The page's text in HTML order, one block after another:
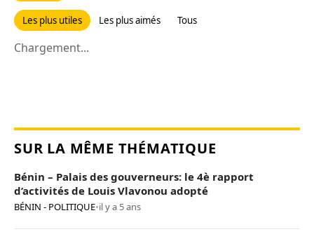
Les plus utiles Les plus aimés Tous
Chargement...
SUR LA MÊME THÉMATIQUE
Bénin – Palais des gouverneurs: le 4è rapport
d’activités de Louis Vlavonou adopté
BÉNIN - POLITIQUE•il y a 5 ans